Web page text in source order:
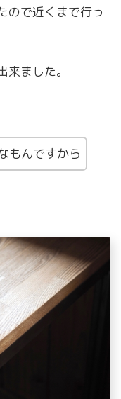
ので近くまで行っ
ました。
もんですから